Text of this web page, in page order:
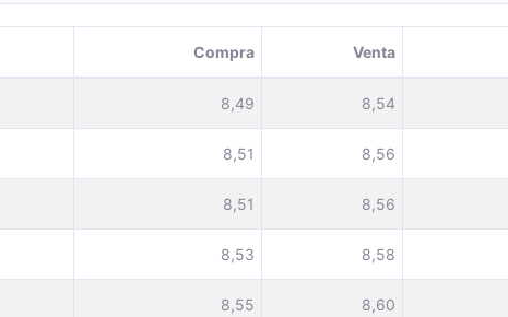
Compra Venta
8,49 8,54
8,51 8,56
8,51 8,56
8,53 8,58
8,55 8,60